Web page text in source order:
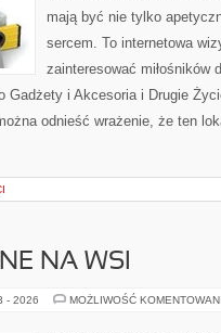
mają być nie tylko
sercem. To internetowa
zainteresować miłośników
Gadżety i Akcesoria i Drugie
odnieść wrażenie, że ten
NA WSI
- 2026 MOŻLIWOŚĆ